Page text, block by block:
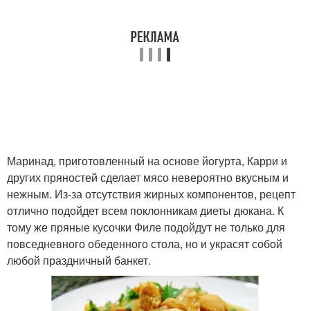
Маринад, приготовленный на основе йогурта, Карри и
других пряностей сделает мясо невероятно вкусным и
нежным. Из-за отсутствия жирных компонентов, рецепт
отлично подойдет всем поклонникам диеты дюкана. К
тому же пряные кусочки Филе подойдут не только для
повседневного обеденного стола, но и украсят собой
любой праздничный банкет.